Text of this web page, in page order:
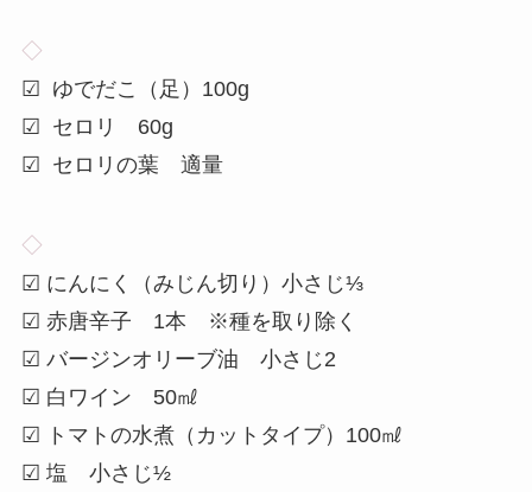
◇
☑ ゆでだこ（足）100g
☑ セロリ 60g
☑ セロリの葉 適量
◇
☑ にんにく（みじん切り）小さじ⅓
☑ 赤唐辛子 1本 ※種を取り除く
☑ バージンオリーブ油 小さじ2
☑ 白ワイン 50㎖
☑ トマトの水煮（カットタイプ）100㎖
☑ 塩 小さじ½